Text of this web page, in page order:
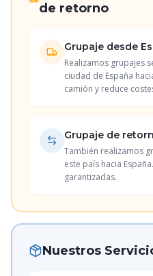
de retorno
Grupaje desde
Realizamos grupajes
ciudad de España
camión y reduce
Grupaje de
También realizamos
este país hacia
garantizadas.
Nuestros